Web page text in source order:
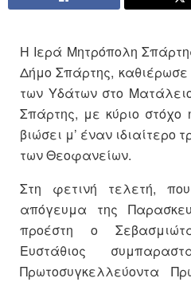
Η Ιερά Μητρόπολη
Δήμο Σπάρτης,
των Υδάτων στο
Σπάρτης, με κύριο
βιώσει μ’ έναν ιδιαίτερο
των Θεοφανείων.
Στη φετινή τελετή,
απόγευμα της
προέστη ο
Ευστάθιος
Πρωτοσυγκελλεύοντα